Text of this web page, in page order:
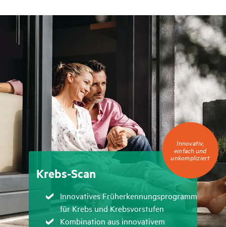
Innovativ,
einfach
und
unkompliziert
Innovativ,
einfach und
unkompliziert
Krebs-Scan
Zutreffend
Innovatives Früherkennungsprogramm
für Krebs und Krebsvorstufen
Zutreffend
Kombination aus innovativem